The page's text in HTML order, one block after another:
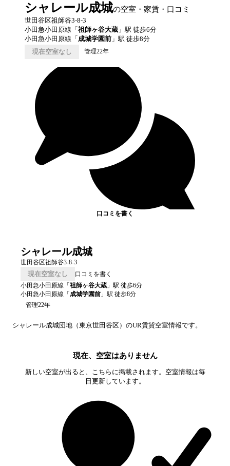
シャレール成城の空室・家賃・口コミ
世田谷区祖師谷3-8-3
小田急小田原線 「 祖師ヶ谷大蔵 」駅 徒歩6分
小田急小田原線 「 成城学園前 」駅 徒歩8分
現在空室なし
管理22年
口コミを書く
シャレール成城
世田谷区祖師谷3-8-3
現在空室なし
口コミを書く
小田急小田原線 「 祖師ヶ谷大蔵 」駅 徒歩6分
小田急小田原線 「 成城学園前 」駅 徒歩8分
管理22年
シャレール成城団地（東京世田谷区）のUR賃貸空室情報です。
現在、空室はありません
新しい空室が出ると、こちらに掲載されます。空室情報は毎
日更新しています。